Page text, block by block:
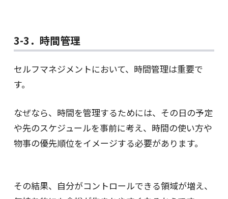
3-3．時間管理
セルフマネジメントにおいて、時間管理は重要で
す。
なぜなら、時間を管理するためには、その日の予定
や先のスケジュールを事前に考え、時間の使い方や
物事の優先順位をイメージする必要があります。
その結果、自分がコントロールできる領域が増え、